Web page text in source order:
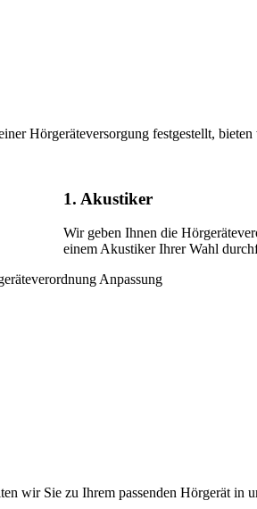
Hörgeräteversorgung festgestellt,
1. Akustiker
Wir geben Ihnen die
einem Akustiker Ihrer Wahl
wir Sie zu Ihrem passenden Hörgerät in